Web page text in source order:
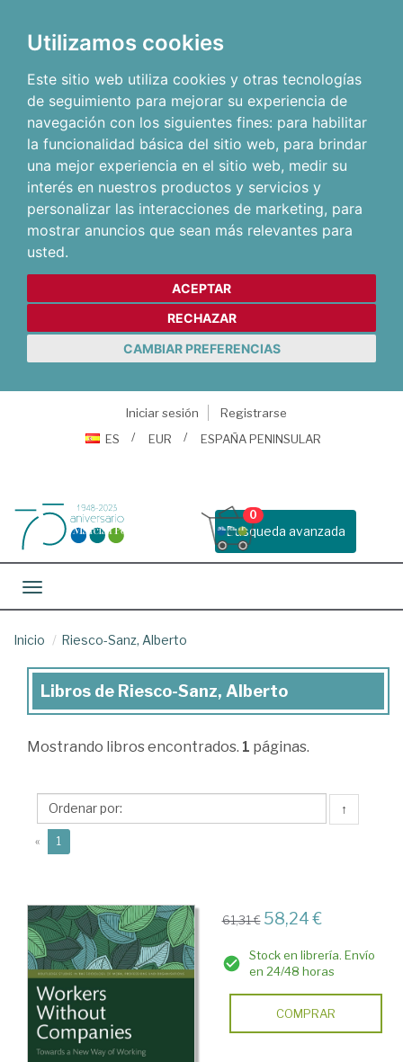
Utilizamos cookies
Este sitio web utiliza cookies y otras tecnologías
de seguimiento para mejorar su experiencia de
navegación con los siguientes fines: para habilitar
la funcionalidad básica del sitio web, para brindar
una mejor experiencia en el sitio web, medir su
interés en nuestros productos y servicios y
personalizar las interacciones de marketing, para
mostrar anuncios que sean más relevantes para
usted.
ACEPTAR
RECHAZAR
CAMBIAR PREFERENCIAS
Iniciar sesión
Registrarse
ES
EUR ESPAÑA PENINSULAR
Busqueda avanzada
0
Toggle navigation
Inicio Riesco-Sanz, Alberto
Libros
Riesco-
Alberto
Libros de Riesco-Sanz, Alberto
Mostrando libros encontrados. 1 páginas.
↑
« 1
61,31 € 58,24 €
Stock en librería. Envío
en 24/48 horas
COMPRAR